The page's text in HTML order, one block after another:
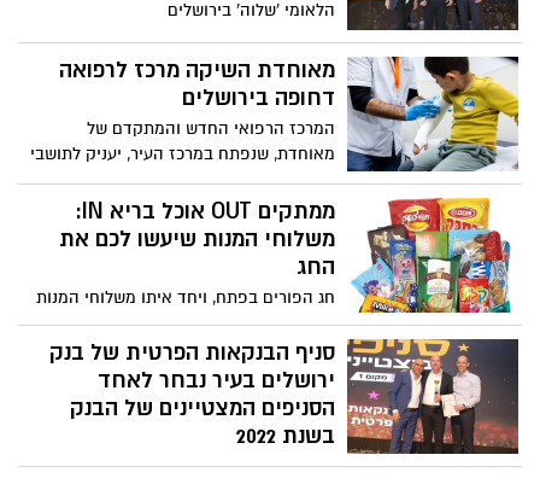
הלאומי 'שלוה' בירושלים
מאוחדת השיקה מרכז לרפואה
דחופה בירושלים
המרכז הרפואי החדש והמתקדם של
מאוחדת, שנפתח במרכז העיר, יעניק לתושבי
ירושלים והסביבה שירותי רפואה דחופה בכל
שעות היממה, ובכל ימות השנה. ד"ר מנחם
ביתן: "השירות ניתן על ידי רופאים מומחים
המקצועי והנכון ביותר, ובמקביל גם המהיר
ביותר, כשזמן השהייה הממוצע במלר"ד לא
עולה על שעה"
ממתקים OUT אוכל בריא IN:
משלוחי המנות שיעשו לכם את
החג
חג הפורים בפתח, ויחד איתו משלוחי המנות
עתירי הקלוריות והסוכרים. אך האם יש דרך
לעבור את החג ולשמור על הגזרה והבריאות?
אורלי אמינוף, תזונאית קלינית של קופת
חולים מאוחדת במחוז ירושלים, ממליצה על
חלופות בריאות יותר, וטעימות לא פחות, עבור
משלוחי המנות שלכם
סניף הבנקאות הפרטית של בנק
ירושלים בעיר נבחר לאחד
הסניפים המצטיינים של הבנק
בשנת 2022
בנק ירושלים, מונה כ-19 סניפים ומספר